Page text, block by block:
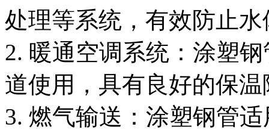
处理等系统，有效防止
2. 暖通空调系统：涂塑
道使用，具有良好的保
3. 燃气输送：涂塑钢管